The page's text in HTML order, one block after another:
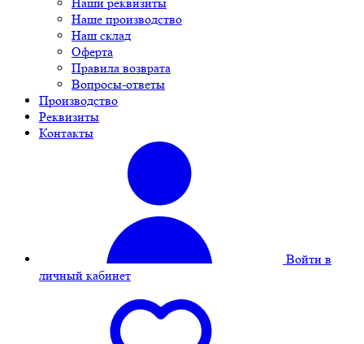
Наше производство
Наш склад
Оферта
Правила возврата
Вопросы-ответы
Производство
Реквизиты
Контакты
Войти в
личный кабинет